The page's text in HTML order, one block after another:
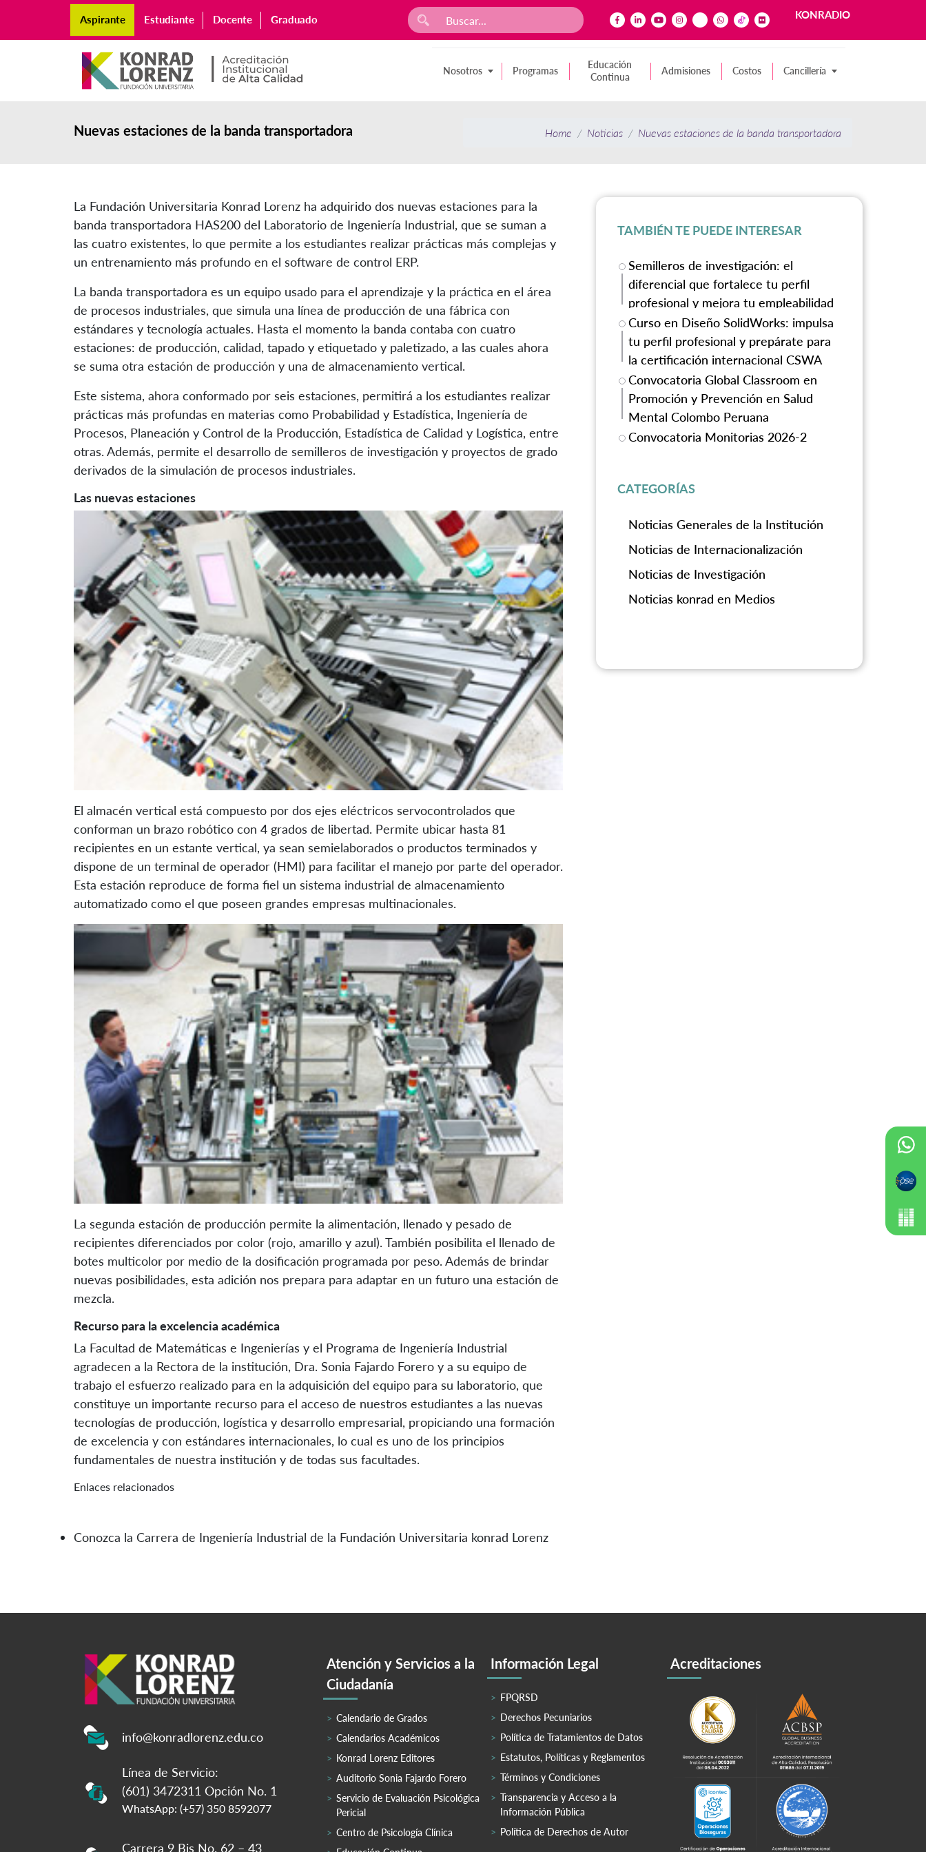
Aspirante Estudiante Docente Graduado KONRADIO
Nosotros Programas
Educación
Continua
Admisiones Costos Cancillería
Nuevas estaciones de la banda transportadora Home Noticias Nuevas estaciones de la banda transportadora
La Fundación Universitaria Konrad Lorenz ha adquirido dos nuevas estaciones para la
banda transportadora HAS200 del Laboratorio de Ingeniería Industrial, que se suman a
las cuatro existentes, lo que permite a los estudiantes realizar prácticas más complejas y
un entrenamiento más profundo en el software de control ERP.
La banda transportadora es un equipo usado para el aprendizaje y la práctica en el área
de procesos industriales, que simula una línea de producción de una fábrica con
estándares y tecnología actuales. Hasta el momento la banda contaba con cuatro
estaciones: de producción, calidad, tapado y etiquetado y paletizado, a las cuales ahora
se suma otra estación de producción y una de almacenamiento vertical.
Este sistema, ahora conformado por seis estaciones, permitirá a los estudiantes realizar
prácticas más profundas en materias como Probabilidad y Estadística, Ingeniería de
Procesos, Planeación y Control de la Producción, Estadística de Calidad y Logística, entre
otras. Además, permite el desarrollo de semilleros de investigación y proyectos de grado
derivados de la simulación de procesos industriales.
Las nuevas estaciones
El almacén vertical está compuesto por dos ejes eléctricos servocontrolados que
conforman un brazo robótico con 4 grados de libertad. Permite ubicar hasta 81
recipientes en un estante vertical, ya sean semielaborados o productos terminados y
dispone de un terminal de operador (HMI) para facilitar el manejo por parte del operador.
Esta estación reproduce de forma fiel un sistema industrial de almacenamiento
automatizado como el que poseen grandes empresas multinacionales.
La segunda estación de producción permite la alimentación, llenado y pesado de
recipientes diferenciados por color (rojo, amarillo y azul). También posibilita el llenado de
botes multicolor por medio de la dosificación programada por peso. Además de brindar
nuevas posibilidades, esta adición nos prepara para adaptar en un futuro una estación de
mezcla.
Recurso para la excelencia académica
La Facultad de Matemáticas e Ingenierías y el Programa de Ingeniería Industrial
agradecen a la Rectora de la institución, Dra. Sonia Fajardo Forero y a su equipo de
trabajo el esfuerzo realizado para en la adquisición del equipo para su laboratorio, que
constituye un importante recurso para el acceso de nuestros estudiantes a las nuevas
tecnologías de producción, logística y desarrollo empresarial, propiciando una formación
de excelencia y con estándares internacionales, lo cual es uno de los principios
fundamentales de nuestra institución y de todas sus facultades.
Enlaces relacionados
Conozca la Carrera de Ingeniería Industrial de la Fundación Universitaria konrad Lorenz
TAMBIÉN TE PUEDE INTERESAR
Semilleros de investigación: el
diferencial que fortalece tu perfil
profesional y mejora tu empleabilidad
Curso en Diseño SolidWorks: impulsa
tu perfil profesional y prepárate para
la certificación internacional CSWA
Convocatoria Global Classroom en
Promoción y Prevención en Salud
Mental Colombo Peruana
Convocatoria Monitorias 2026-2
CATEGORÍAS
Noticias Generales de la Institución
Noticias de Internacionalización
Noticias de Investigación
Noticias konrad en Medios
info@konradlorenz.edu.co
Línea de Servicio:
(601) 3472311 Opción No. 1
WhatsApp: (+57) 350 8592077
Carrera 9 Bis No. 62 – 43
Atención y Servicios a la
Ciudadanía
Calendario de Grados
Calendarios Académicos
Konrad Lorenz Editores
Auditorio Sonia Fajardo Forero
Servicio de Evaluación Psicológica
Pericial
Centro de Psicología Clínica
Información Legal
FPQRSD
Derechos Pecuniarios
Política de Tratamientos de Datos
Estatutos, Políticas y Reglamentos
Términos y Condiciones
Transparencia y Acceso a la
Información Pública
Política de Derechos de Autor
Acreditaciones